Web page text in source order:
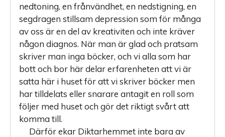
nedtoning, en frånvändhet, en nedstigning, en
segdragen stillsam depression som för många
av oss är en del av kreativiten och inte kräver
någon diagnos. När man är glad och pratsam
skriver man inga böcker, och vi alla som har
bott och bor här delar erfarenheten att vi är
satta här i huset för att vi skriver böcker men
har tilldelats eller snarare antagit en roll som
följer med huset och gör det riktigt svårt att
komma till.
Därför ekar Diktarhemmet inte bara av